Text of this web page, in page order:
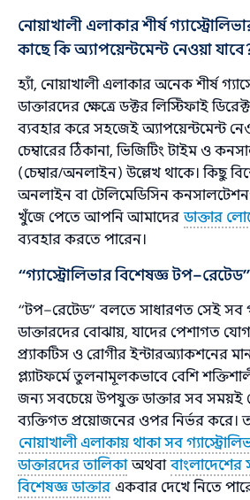
নোয়াখালী এলাকার শীর্ষ
কাছে কি অ্যাপয়েন্টমেন্ট নেওয়া
হ্যাঁ, নোয়াখালী এলাকার অনেক শীর্ষ
ডাক্তারদের ক্ষেত্রে ডক্টর লিস্টিফাই
ব্যবহার করে সহজেই অ্যাপয়েন্টমেন্ট
চেম্বারের ঠিকানা, ভিজিটিং টাইম ও
(চেম্বার/অনলাইন) উল্লেখ থাকে। কিছু
অনলাইন বা টেলিমেডিসিন
খুঁজে পেতে আপনি আমাদেরডাক্তার
ব্যবহার করতে পারেন।
“গ্যাস্ট্রোলিভার বিশেষজ্ঞ
“টপ–রেটেড” বলতে সাধারণত সেই সব
ডাক্তারদের বোঝায়, যাদের পেশাগত
প্র্যাকটিস ও রোগীর ইন্টারঅ্যাকশনের
প্ল্যাটফর্মে তুলনামূলকভাবে বেশি
জন্য সবচেয়ে উপযুক্ত ডাক্তার সব
ব্যক্তিগত প্রয়োজনের ওপর নির্ভর করে।
নোয়াখালী এলাকায় থাকা সব
ডাক্তারদের তালিকাঅথবাবাংলাদেশের
বিশেষজ্ঞ ডাক্তার একবার দেখে নিতে